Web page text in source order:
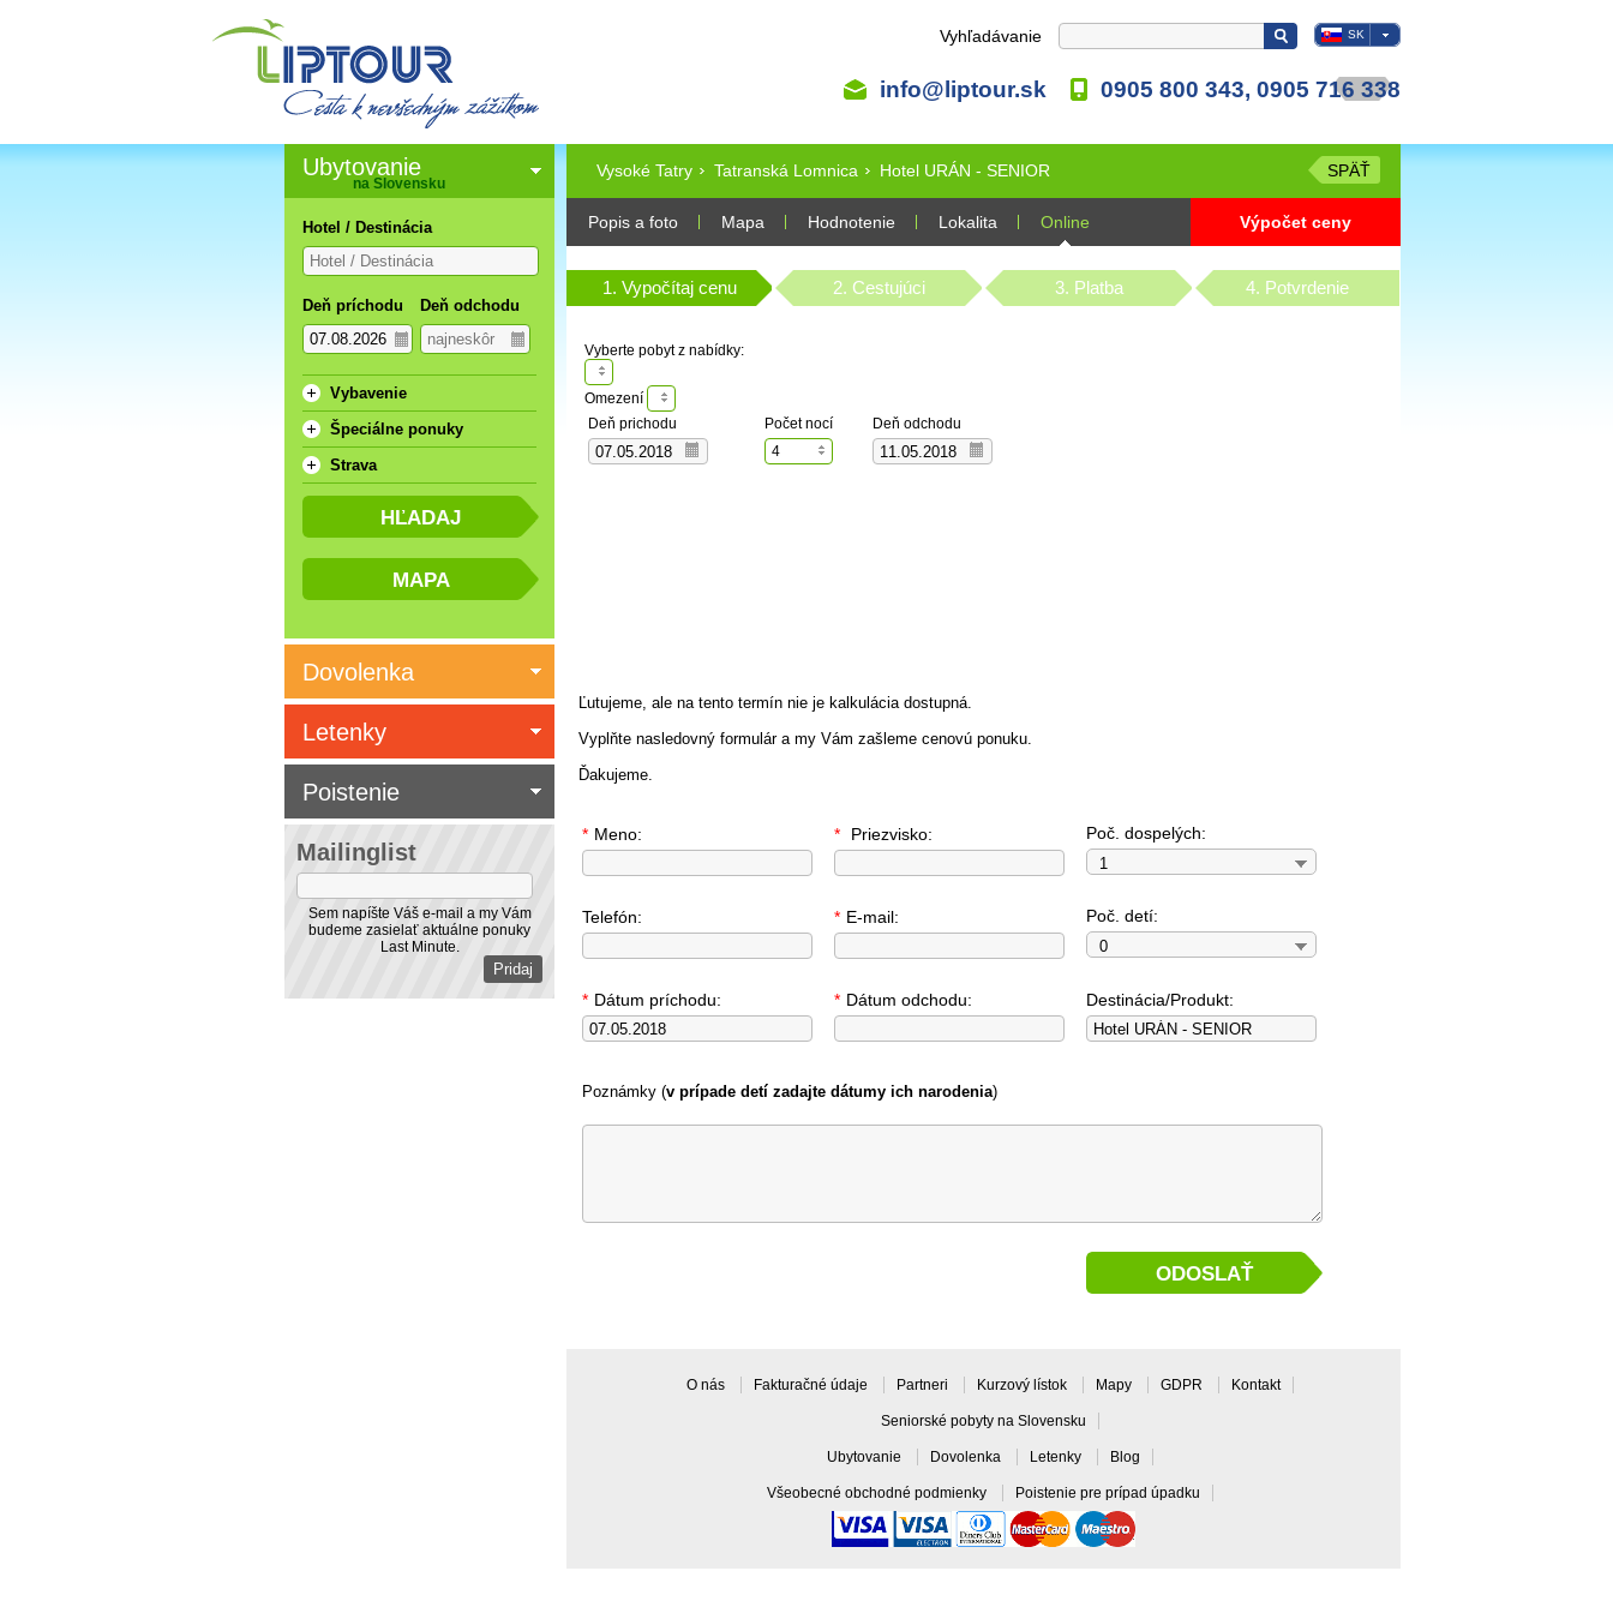
Vyhľadávanie SK
info@liptour.sk 0905 800 343, 0905 716 338
Vysoké Tatry Tatranská Lomnica Hotel URÁN - SENIOR SPÄŤ
Popis a foto Mapa Hodnotenie Lokalita Online Výpočet ceny
1. Vypočítaj cenu 2. Cestujúci 3. Platba 4. Potvrdenie
Vyberte pobyt z nabídky:
Omezení
Deň prichodu
Počet nocí
4
Deň odchodu
Ľutujeme, ale na tento termín nie je kalkulácia dostupná.
Vyplňte nasledovný formulár a my Vám zašleme cenovú ponuku.
Ďakujeme.
* Meno: * Priezvisko: Poč. dospelých:
1
Telefón: * E-mail: Poč. detí:
0
* Dátum príchodu: * Dátum odchodu: Destinácia/Produkt:
Poznámky (v prípade detí zadajte dátumy ich narodenia)
O nás Fakturačné údaje Partneri Kurzový lístok Mapy GDPR Kontakt
Seniorské pobyty na Slovensku
Ubytovanie Dovolenka Letenky Blog
Všeobecné obchodné podmienky Poistenie pre prípad úpadku
Ubytovanie
na Slovensku
Hotel / Destinácia
Deň príchodu Deň odchodu
Vybavenie
Špeciálne ponuky
Strava
Dovolenka
Mailinglist
Sem napíšte Váš e-mail a my Vám
budeme zasielať aktuálne ponuky
Last Minute.
Letenky
Poistenie